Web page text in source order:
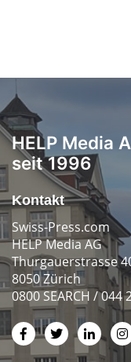
HELP Media
seit 1996
Kontakt
Swiss-Press.com
HELP Media AG
Thurgauerstrasse
8050 Zürich
0800 SEARCH / 044